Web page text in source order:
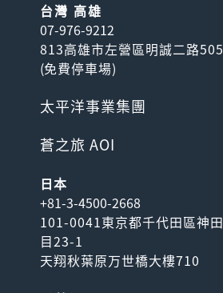
台灣 高雄
07-976-9212
813高雄市左營區明誠二路
(免費停車場)
太平洋事業集團
蒼之旅 AOI
日本
+81-3-4500-2668
101-0041東京都千代田區神
目23-1
天翔秋葉原万世橋大樓710